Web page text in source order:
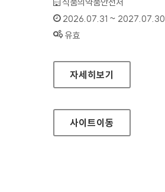
인증기간 :
2026.07.31 ~ 2027.07.30
상태 :
유효
식품안전나라
자세히보기
사이트이동